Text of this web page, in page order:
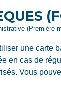
(Première
une carte
en cas de
Vous